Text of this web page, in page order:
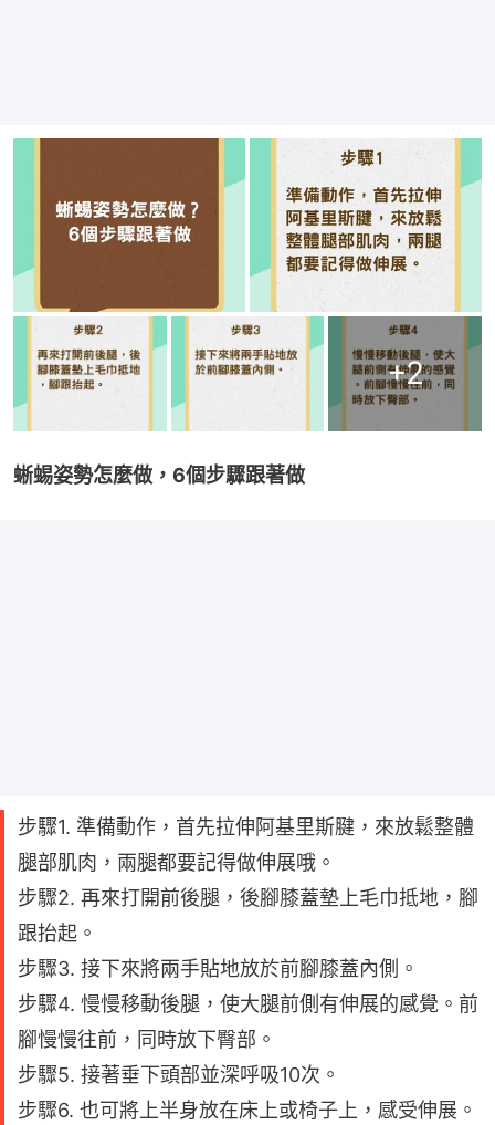
+2
蜥蜴姿勢怎麼做，6個步驟跟著做
步驟1. 準備動作，首先拉伸阿基里斯腱，來放鬆整體
腿部肌肉，兩腿都要記得做伸展哦。
步驟2. 再來打開前後腿，後腳膝蓋墊上毛巾抵地，腳
跟抬起。
步驟3. 接下來將兩手貼地放於前腳膝蓋內側。
步驟4. 慢慢移動後腿，使大腿前側有伸展的感覺。前
腳慢慢往前，同時放下臀部。
步驟5. 接著垂下頭部並深呼吸10次。
步驟6. 也可將上半身放在床上或椅子上，感受伸展。